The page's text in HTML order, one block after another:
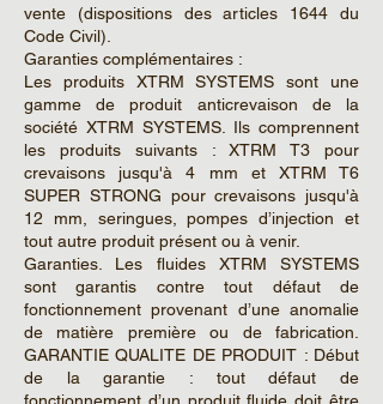
vente (dispositions des articles 1644 du
Code Civil).
Garanties complémentaires :
Les produits XTRM SYSTEMS sont une
gamme de produit anticrevaison de la
société XTRM SYSTEMS. Ils comprennent
les produits suivants : XTRM T3 pour
crevaisons jusqu'à 4 mm et XTRM T6
SUPER STRONG pour crevaisons jusqu'à
12 mm, seringues, pompes d’injection et
tout autre produit présent ou à venir.
Garanties. Les fluides XTRM SYSTEMS
sont garantis contre tout défaut de
fonctionnement provenant d’une anomalie
de matière première ou de fabrication.
GARANTIE QUALITE DE PRODUIT : Début
de la garantie : tout défaut de
fonctionnement d’un produit fluide doit être